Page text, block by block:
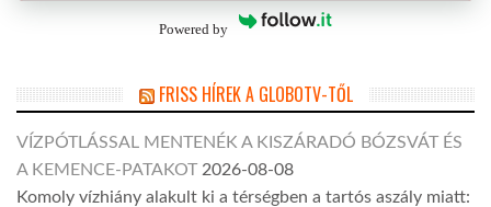
Powered by
FRISS HÍREK A GLOBOTV-TŐL
VÍZPÓTLÁSSAL MENTENÉK A KISZÁRADÓ BÓZSVÁT ÉS
A KEMENCE-PATAKOT 2026-08-08
Komoly vízhiány alakult ki a térségben a tartós aszály miatt: